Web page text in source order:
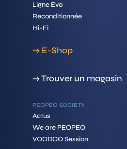
Ligne Evo
Reconditionnée
Hi-Fi
→ E-Shop
→ Trouver un magasin
PEOPEO SOCIETY
Actus
We are PEOPEO
VOODOO Session